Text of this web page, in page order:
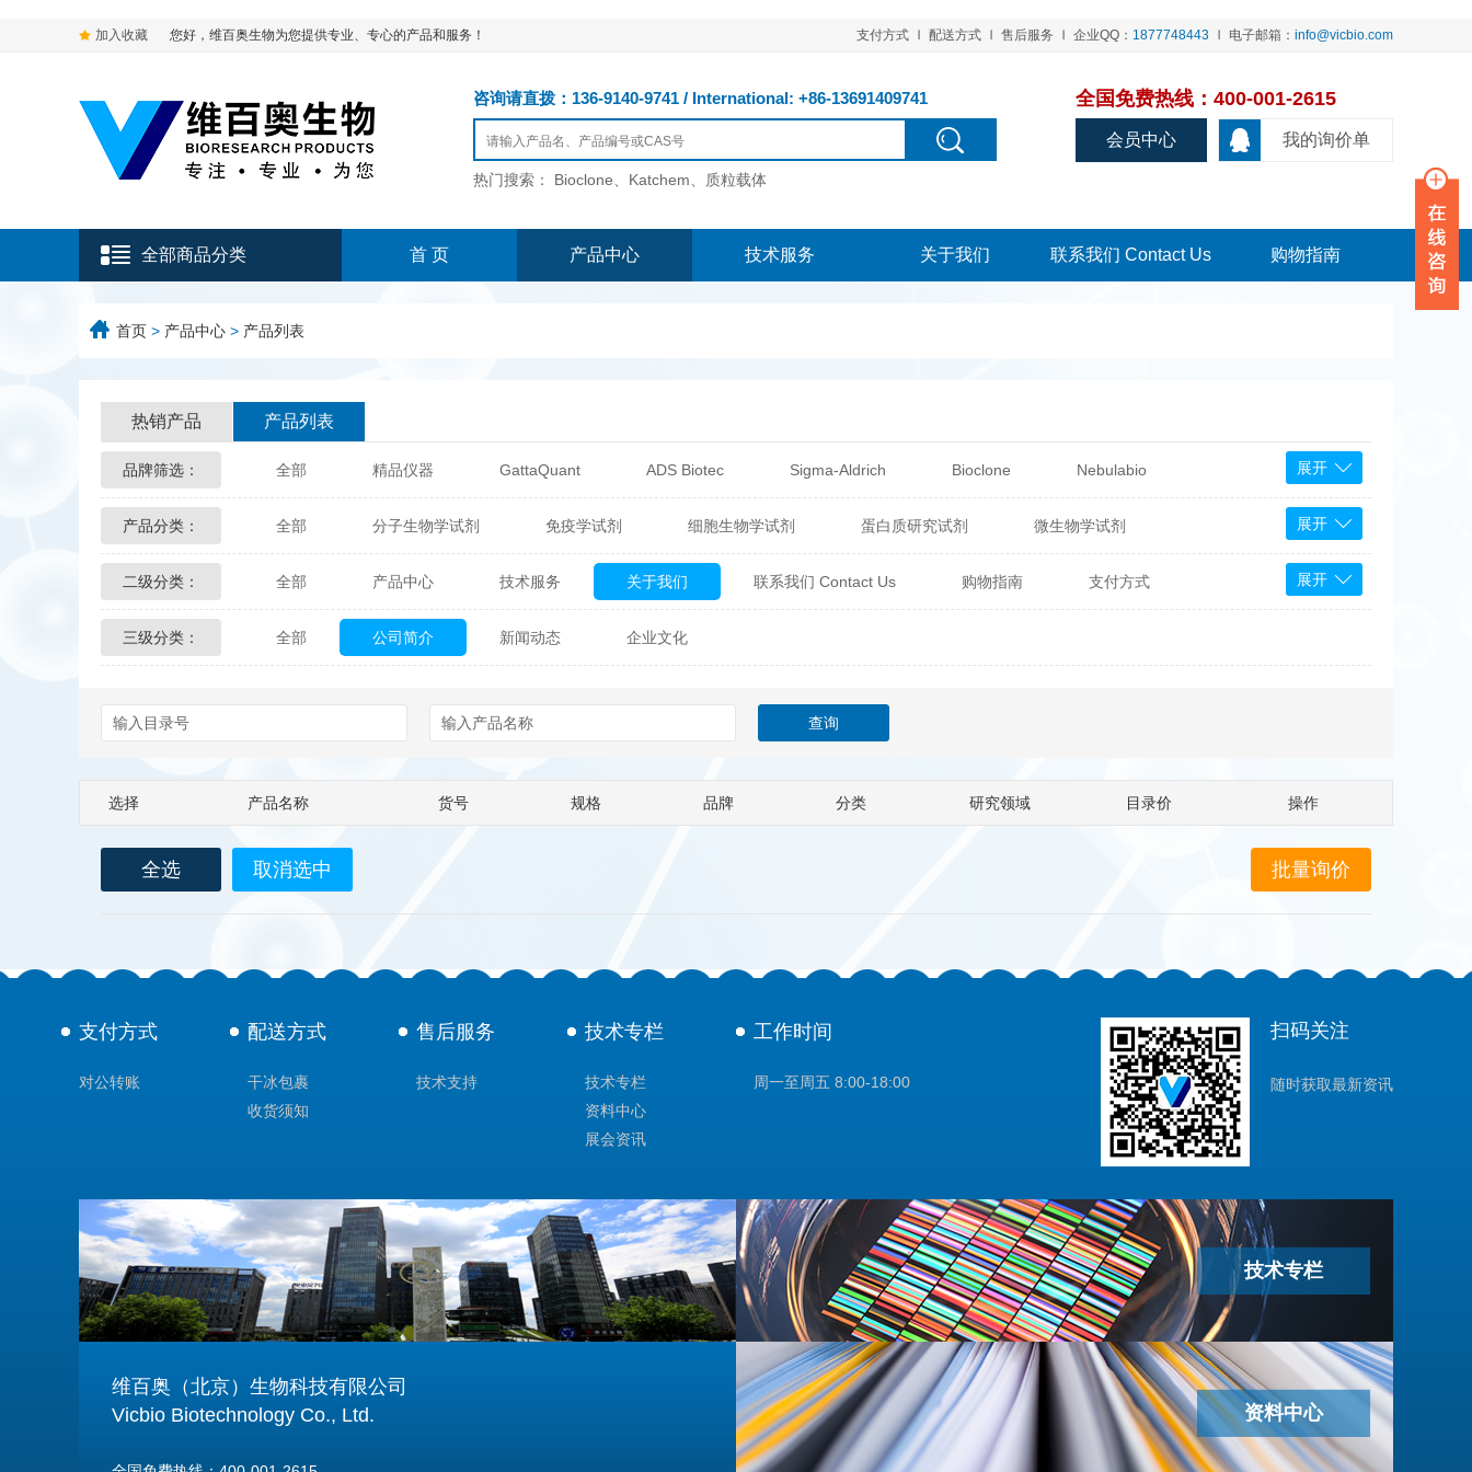
加入收藏 您好，维百奥生物为您提供专业、专心的产品和服务！ 支付方式 配送方式 售后服务 企业QQ： 1877748443 电子邮箱： info@vicbio.com
咨询请直拨：136-9140-9741 / International: +86-13691409741
热门搜索： Bioclone、Katchem、质粒载体
全国免费热线：400-001-2615
我的询价单
会员中心
全部商品分类 首 页 产品中心 技术服务 关于我们 联系我们 Contact Us 购物指南
首页 > 产品中心 > 产品列表
热销产品 产品列表
品牌筛选： 全部 精品仪器 GattaQuant ADS Biotec Sigma-Aldrich Bioclone Nebulabio
Glycon Biochem Sterlitech 热销产品 辰辉创聚生物® (Nebulabio) BPS Bioscience
Echelon Biosciences Verichem Laboratories Vicbio Biotech Click Chemistry Tools Bioassay Systems
Affinity Biologicals Kingfisher Biotech Vector Labs
Berry & Associates Hybrid Plastics Milenia Biotec Sunrise Science
LGC Maine Standards
展开
产品分类： 全部 分子生物学试剂 免疫学试剂 细胞生物学试剂 蛋白质研究试剂 微生物学试剂
化学及生物化学试剂 材料学试剂 仪器及设备 耗材及常用物品 其他产品
展开
二级分类： 全部 产品中心 技术服务 关于我们 联系我们 Contact Us 购物指南 支付方式
配送方式 售后服务 技术专栏
展开
三级分类： 全部 公司简介 新闻动态 企业文化
选择 产品名称 货号 规格 品牌 分类 研究领域 目录价 操作
全选 取消选中
支付方式
对公转账
配送方式
干冰包裹
收货须知
售后服务
技术支持
技术专栏
技术专栏
资料中心
展会资讯
工作时间
周一至周五 8:00-18:00
扫码关注
随时获取最新资讯
维百奥（北京）生物科技有限公司
Vicbio Biotechnology Co., Ltd.
技术专栏
资料中心